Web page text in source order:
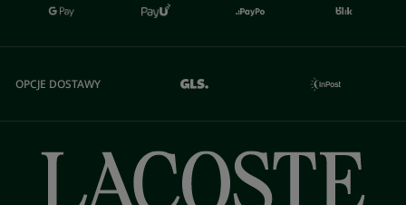
OPCJE DOSTAWY